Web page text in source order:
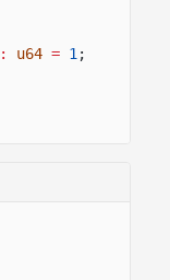
: u64 = 1 ;